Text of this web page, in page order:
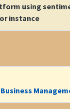
using
instance